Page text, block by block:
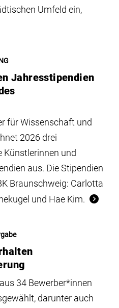
Umfeld ein,
Jahresstipendien
für Wissenschaft und
2026 drei
Künstlerinnen und
aus. Die Stipendien
Braunschweig: Carlotta
und Hae Kim.
34 Bewerber*innen
darunter auch